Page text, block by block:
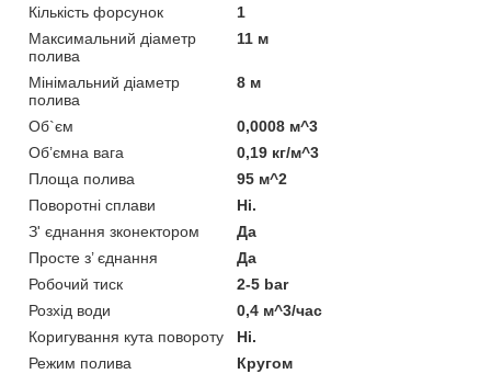
Кількість форсунок
1
Максимальний діаметр
полива
11 м
Мінімальний діаметр
полива
8 м
Об`єм
0,0008 м^3
Об’ємна вага
0,19 кг/м^3
Площа полива
95 м^2
Поворотні сплави
Ні.
З' єднання зконектором
Да
Просте з’ єднання
Да
Робочий тиск
2-5 bar
Розхід води
0,4 м^3/час
Коригування кута повороту
Ні.
Режим полива
Кругом